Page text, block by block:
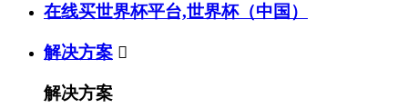
在线买世界杯平台,世界杯（中国）
解决方案 
解决方案